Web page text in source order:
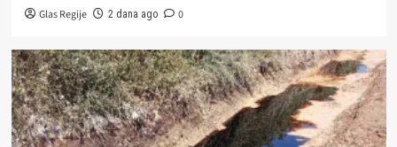
Glas Regije 2 dana ago 0